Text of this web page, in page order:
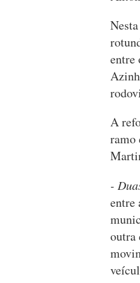
entre
A
ramo
-
entre
outra